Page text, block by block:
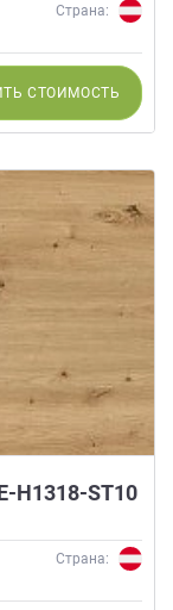
Страна:
СТОИМОСТЬ
H1318-ST10
Страна: